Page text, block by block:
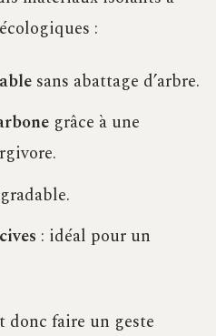
:
sans abattage d’arbre.
grâce à une
: idéal pour un
donc faire un geste